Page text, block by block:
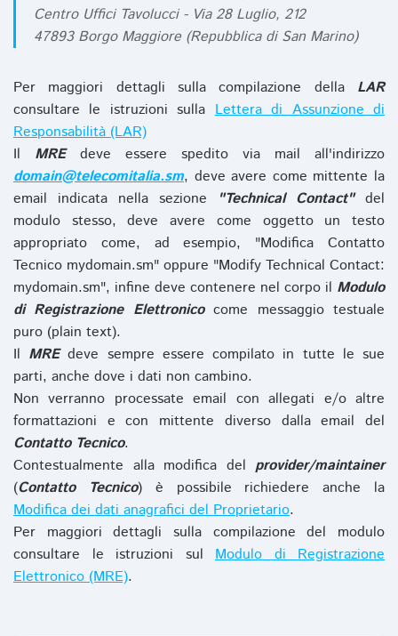
Centro Uffici Tavolucci - Via 28 Luglio, 212
47893 Borgo Maggiore (Repubblica di San Marino)
Per maggiori dettagli sulla compilazione della LAR
consultare le istruzioni sullaLettera di Assunzione di
Responsabilità (LAR)
Il MREdeve essere spedito via mail all'indirizzo
domain@telecomitalia.sm, deve avere come mittente la
email indicata nella sezione
"Technical Contact"del
modulo stesso, deve avere come oggetto un testo
appropriato come, ad esempio, "Modifica Contatto
Tecnico mydomain.sm" oppure "Modify Technical Contact:
mydomain.sm", infine deve contenere nel corpo il Modulo
di Registrazione Elettronicocome messaggio testuale
puro (plain text).
Il MREdeve sempre essere compilato in tutte le sue
parti, anche dove i dati non cambino.
Non verranno processate email con allegati e/o altre
formattazioni e con mittente diverso dalla email del
Contatto Tecnico.
Contestualmente alla modifica del provider/maintainer
(Contatto Tecnico) è possibile richiedere anche la
Modifica dei dati anagrafici del Proprietario.
Per maggiori dettagli sulla compilazione del modulo
consultare le istruzioni sul Modulo di Registrazione
Elettronico (MRE).